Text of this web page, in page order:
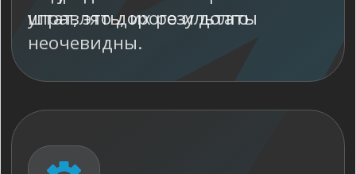
Кейсы